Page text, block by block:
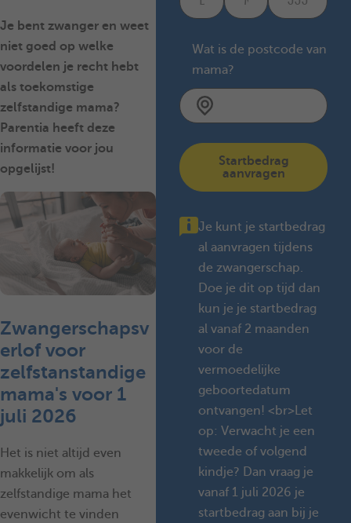
Je bent zwanger en weet
niet goed op welke
voordelen je recht hebt
als toekomstige
zelfstandige mama?
Parentia heeft deze
informatie voor jou
opgelijst!
Zwangerschapsv
erlof voor
zelfstanstandige
mama's voor 1
juli 2026
Het is niet altijd even
makkelijk om als
zelfstandige mama het
evenwicht te vinden
Wat is de postcode van
mama?
Startbedrag
aanvragen
Je kunt je startbedrag
al aanvragen tijdens
de zwangerschap.
Doe je dit op tijd dan
kun je je startbedrag
al vanaf 2 maanden
voor de
vermoedelijke
geboortedatum
ontvangen! <br>Let
op: Verwacht je een
tweede of volgend
kindje? Dan vraag je
vanaf 1 juli 2026 je
startbedrag aan bij je